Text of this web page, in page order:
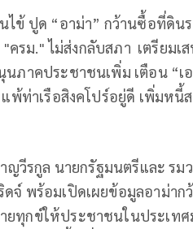
ข้ ปูด “อาม่า” กว้านซื้อที่ดิน
"ครม." ไม่ส่งกลับสภา เตรียม
ภาคประชาชนเพิ่ม เตือน “เ
พ้ท่าเรือสิงคโปร์อยู่ดี เพิ่มหนี้
วีรกูล นายกรัฐมนตรีและ ร
จ์ พร้อมเปิดเผยข้อมูลอาม่าก
ยทุกข์ให้ประชาชนในประเท